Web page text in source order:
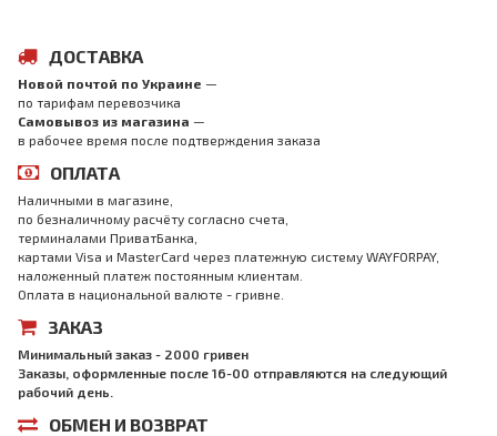
ДОСТАВКА
Новой почтой по Украине —
по тарифам перевозчика
Самовывоз из магазина —
в рабочее время после подтверждения заказа
ОПЛАТА
Наличными в магазине,
по безналичному расчёту согласно счета,
терминалами ПриватБанка,
картами Visa и MasterCard через платежную систему WAYFORPAY,
наложенный платеж постоянным клиентам.
Оплата в национальной валюте - гривне.
ЗАКАЗ
Минимальный заказ - 2000 гривен
Заказы, оформленные после 16-00 отправляются на следующий
рабочий день.
ОБМЕН И ВОЗВРАТ